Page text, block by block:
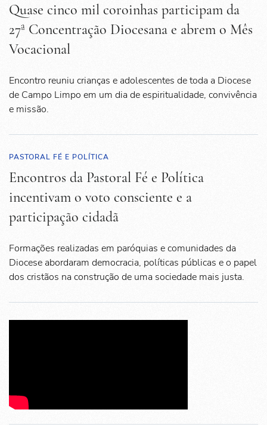
Quase cinco mil coroinhas participam da
27ª Concentração Diocesana e abrem o Mês
Vocacional
Encontro reuniu crianças e adolescentes de toda a Diocese
de Campo Limpo em um dia de espiritualidade, convivência
e missão.
PASTORAL FÉ E POLÍTICA
Encontros da Pastoral Fé e Política
incentivam o voto consciente e a
participação cidadã
Formações realizadas em paróquias e comunidades da
Diocese abordaram democracia, políticas públicas e o papel
dos cristãos na construção de uma sociedade mais justa.